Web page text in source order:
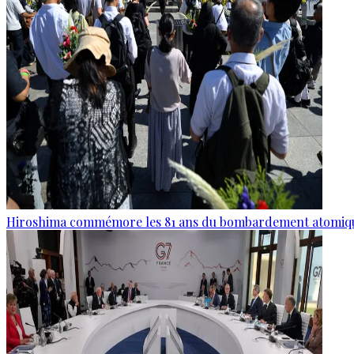
Hiroshima commémore les 81 ans du bombardement